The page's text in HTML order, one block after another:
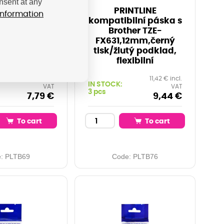
páska s
FX211,
tisk/bílý
flexibilní
VAT
7,79 €
To cart
PLTB69
PRINTLINE
kompatibilní páska s
Brother TZE-
FX631,12mm,černý
tisk/žlutý podklad,
flexibilní
IN STOCK:
3 pcs
11,42 € incl.
VAT
9,44 €
To cart
Code: PLTB76
at any